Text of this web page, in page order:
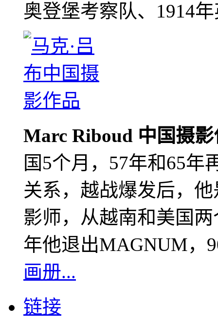
奥登堡考察队、1914
Marc Riboud 中国摄
国5个月，57年和65年
关系，越战爆发后，
影师，从越南和美国
年他退出MAGNUM，
画册...
链接